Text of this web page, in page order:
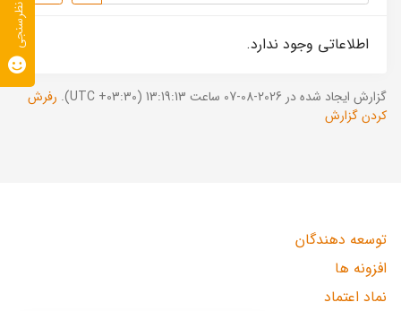
اطلاعاتی وجود ندارد.
گزارش ایجاد شده در 2026-08-07 ساعت 13:19:13 (UTC +03:30).
رفرش
کردن گزارش
توسعه دهندگان
افزونه ها
نماد اعتماد
نظرسنجی